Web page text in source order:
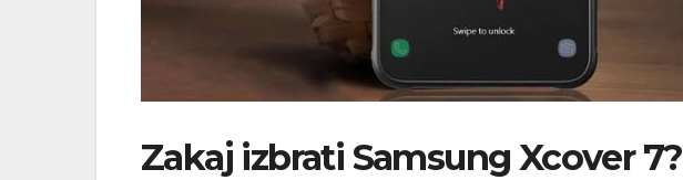
Zakaj izbrati Samsung Xcover 7?